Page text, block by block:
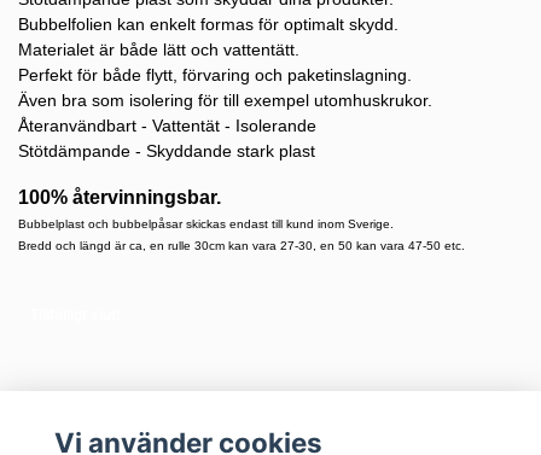
Bubbelfolien kan enkelt formas för optimalt skydd.
Materialet är både lätt och vattentätt.
Perfekt för både flytt, förvaring och paketinslagning.
Även bra som isolering för till exempel utomhuskrukor.
Återanvändbart - Vattentät - Isolerande
Stötdämpande - Skyddande stark plast
100% återvinningsbar.
Bubbelplast och bubbelpåsar skickas endast till kund inom Sverige.
Bredd och längd är ca, en rulle 30cm kan vara 27-30, en 50 kan vara 47-50 etc.
Vi använder cookies